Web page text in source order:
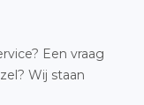
Een vraag
Wij staan